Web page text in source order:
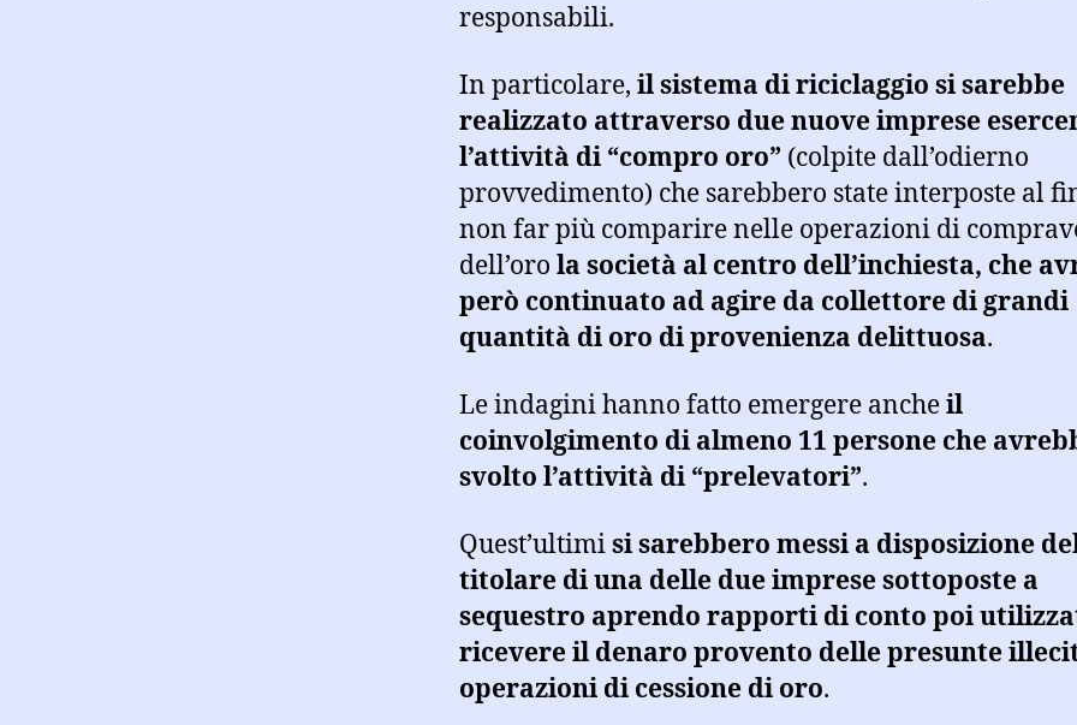
responsabili.
In particolare, il sistema di riciclaggio si sarebbe
realizzato attraverso due nuove imprese
l’attività di “compro oro” (colpite dall’odierno
provvedimento) che sarebbero state interposte al
non far più comparire nelle operazioni di
dell’oro la società al centro dell’inchiesta, che
però continuato ad agire da collettore di grandi
quantità di oro di provenienza delittuosa.
Le indagini hanno fatto emergere ancheil
coinvolgimento di almeno 11 persone che
svolto l’attività di “prelevatori”.
Quest’ultimisi sarebbero messi a disposizione
titolare di una delle due imprese sottoposte a
sequestro aprendo rapporti di conto poi
ricevere il denaro provento delle presunte
operazioni di cessione di oro.